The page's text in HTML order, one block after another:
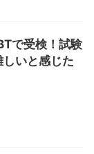
で受検！試験
いと感じた